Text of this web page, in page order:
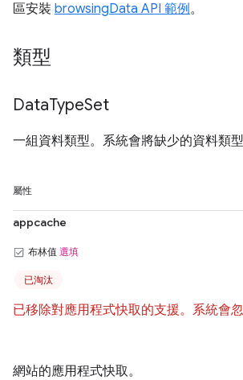
區安裝 browsingData API 範例。
類型
DataTypeSet
一組資料類型。系統會將缺少的資料類
屬性
appcache
布林值 選填
已淘汰
已移除對應用程式快取的支援。系統會
網站的應用程式快取。